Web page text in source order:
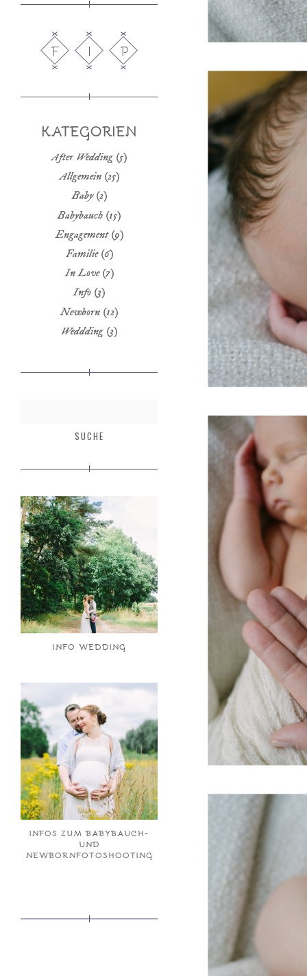
F I P
KATEGORIEN
After Wedding(5)
Allgemein(25)
Baby(2)
Babybauch (15)
Engagement(9)
Familie(6)
In Love(7)
Info (3)
Newborn (12)
Weddding(3)
INFO WEDDING
INFOS ZUM BABYBAUCH-
UND
NEWBORNFOTOSHOOTING